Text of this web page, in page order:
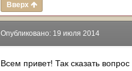
Вверх
Опубликовано: 19 июля 2014
Всем привет! Так сказать